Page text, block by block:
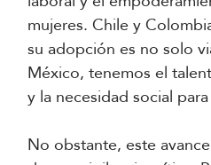
mujeres. Chile y
su adopción es no solo
México, tenemos el
y la necesidad social
No obstante, este